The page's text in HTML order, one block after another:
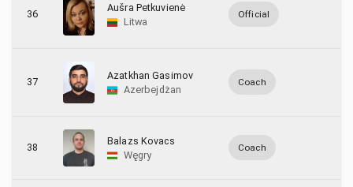
36
Aušra Petkuvienė
Litwa
Official
37
Azatkhan Gasimov
Azerbejdżan
Coach
38
Balazs Kovacs
Węgry
Coach